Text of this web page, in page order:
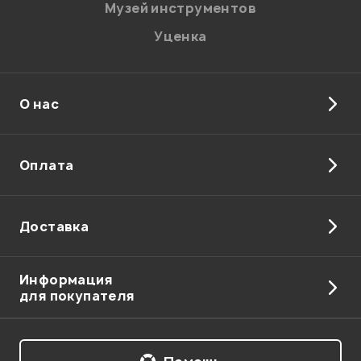
Впечатления о товаре:
Музей инструментов
Уценка
О нас
Оплата
Доставка
Информация
для покупателя